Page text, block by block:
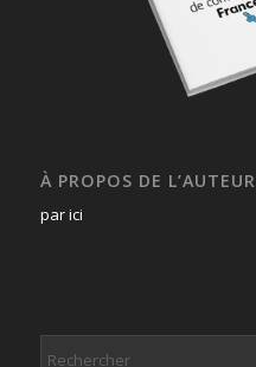
À PROPOS DE L’AUTEUR
par ici